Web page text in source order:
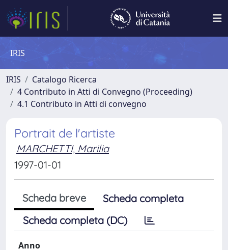
IRIS
IRIS
Catalogo Ricerca
4 Contributo in Atti di Convegno (Proceeding)
4.1 Contributo in Atti di convegno
Portrait de l'artiste
MARCHETTI, Marilia
1997-01-01
Scheda breve
Scheda completa
Scheda completa (DC)
Anno